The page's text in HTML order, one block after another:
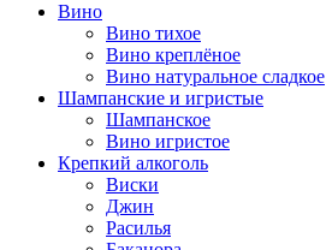
Вино
Вино тихое
Вино креплёное
Вино натуральное сладкое
Шампанские и игристые
Шампанское
Вино игристое
Крепкий алкоголь
Виски
Джин
Расилья